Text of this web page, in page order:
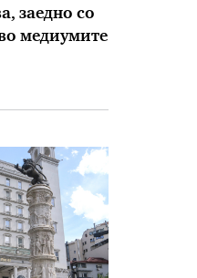
заедно со
медиумите